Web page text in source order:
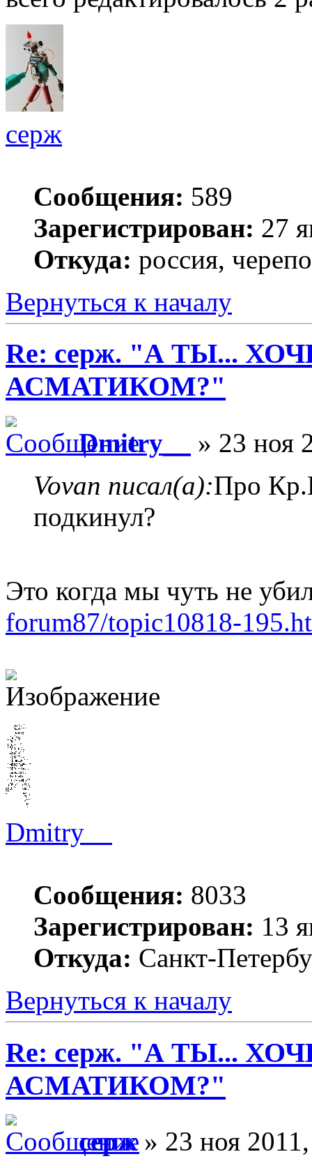
серж
Сообщения: 589
Зарегистрирован: 27
Откуда: россия,
Вернуться к началу
Re: серж. "А ТЫ...
АСМАТИКОМ?"
Dmitry__
» 23 ноя
Vovan писал(а):Про
подкинул?
Это когда мы чуть не
forum87/topic10818-
Dmitry__
Сообщения: 8033
Зарегистрирован: 13
Откуда: Санкт-
Вернуться к началу
Re: серж. "А ТЫ...
АСМАТИКОМ?"
серж» 23 ноя